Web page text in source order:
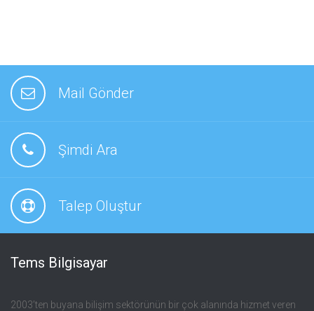
Mail Gönder
Şimdi Ara
Talep Oluştur
Tems Bilgisayar
2003’ten buyana bilişim sektörünün bir çok alanında hizmet veren